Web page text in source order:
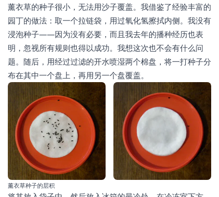
薰衣草的种子很小，无法用沙子覆盖。我借鉴了经验丰富的
园丁的做法：取一个拉链袋，用过氧化氢擦拭内侧。我没有
浸泡种子——因为没有必要，而且我去年的播种经历也表
明，忽视所有规则也得以成功。我想这次也不会有什么问
题。随后，用经过过滤的开水喷湿两个棉盘，将一打种子分
布在其中一个盘上，再用另一个盘覆盖。
薰衣草种子的层积